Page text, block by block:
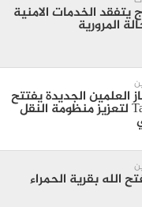
الخدمات الامنية
المرورية
العلمين الجديدة يفتتح
مشروع Taxi Boat لتعزيز منظومة النقل
الله بقرية الحمراء